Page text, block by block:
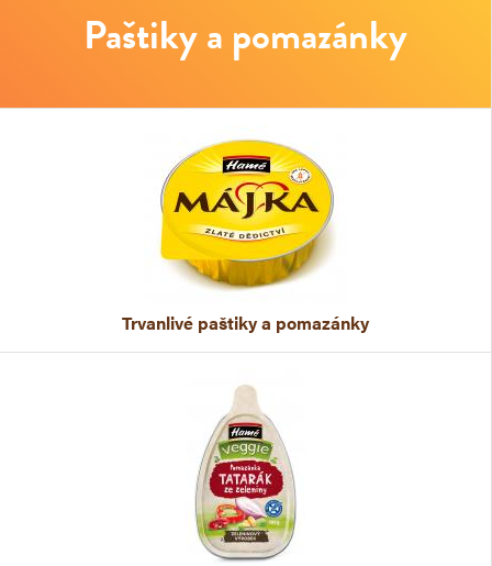
Paštiky a pomazánky
Trvanlivé paštiky a pomazánky